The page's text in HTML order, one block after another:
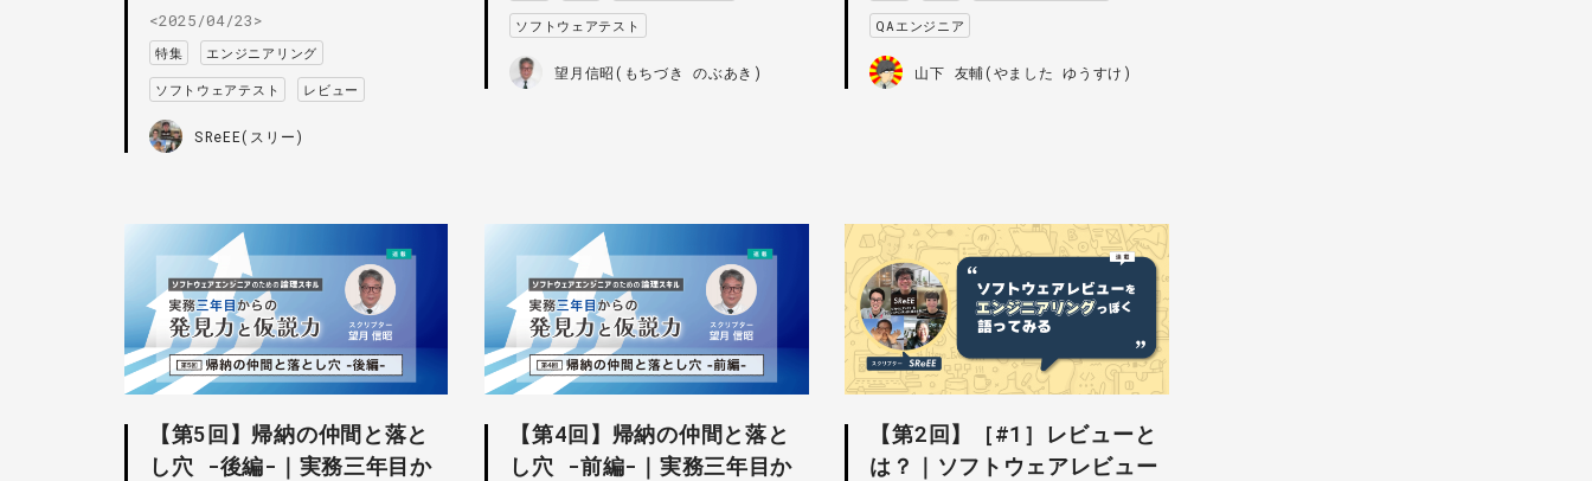
<2025/04/23>
特集 エンジニアリング
ソフトウェアテスト レビュー
SReEE(スリー)
ソフトウェアテスト
望月信昭(もちづき のぶあき)
QAエンジニア
山下 友輔(やました ゆうすけ)
【第5回】帰納の仲間と落と
し穴 -後編-｜実務三年目か
【第4回】帰納の仲間と落と
し穴 -前編-｜実務三年目か
【第2回】［#1］レビューと
は？｜ソフトウェアレビュー